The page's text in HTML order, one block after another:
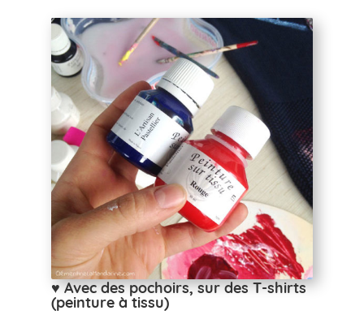
♥ Avec des pochoirs, sur des T-shirts
(peinture à tissu)